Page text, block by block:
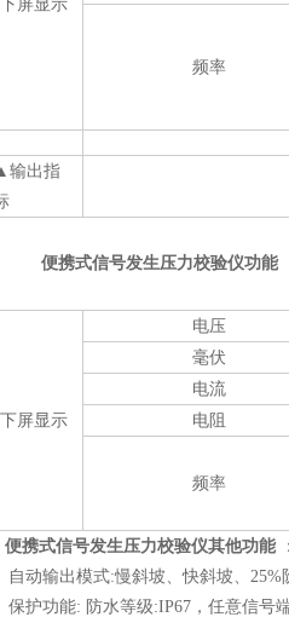
下屏显示
频率
输出指
便携式信号发生压力校验仪功能
下屏显示
电压
毫伏
电流
电阻
频率
便携式信号发生压力校验仪其他功能：
自动输出模式:慢斜坡、快斜坡、 25%
保护功能: 防水等级:IP67 ，任意信号